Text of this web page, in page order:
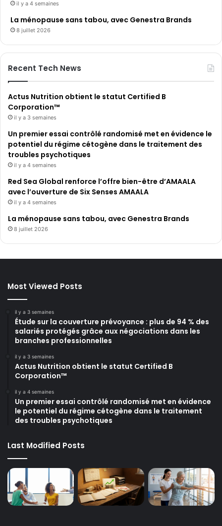
il y a 4 semaines
La ménopause sans tabou, avec Genestra Brands
8 juillet 2026
Recent Tech News
Actus Nutrition obtient le statut Certified B
Corporation™
il y a 3 semaines
Un premier essai contrôlé randomisé met en évidence le
potentiel du régime cétogène dans le traitement des
troubles psychotiques
il y a 4 semaines
Red Sea Global renforce l’offre bien-être d’AMAALA
avec l’ouverture de Six Senses AMAALA
il y a 4 semaines
La ménopause sans tabou, avec Genestra Brands
8 juillet 2026
Most Viewed Posts
il y a 3 semaines
Étude sur la couverture prévoyance : plus de 94 % des
salariés protégés grâce aux négociations dans les
branches professionnelles
il y a 3 semaines
Actus Nutrition obtient le statut Certified B
Corporation™
il y a 4 semaines
Un premier essai contrôlé randomisé met en évidence
le potentiel du régime cétogène dans le traitement
des troubles psychotiques
Last Modified Posts